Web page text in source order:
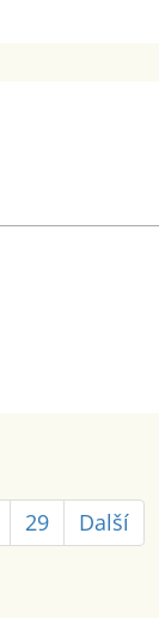
29 Další